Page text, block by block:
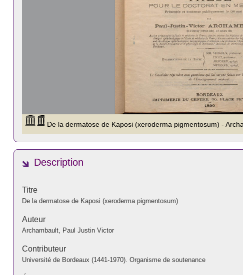
Description
Titre
De la dermatose de Kaposi (xeroderma pigmentosum)
Auteur
Archambault, Paul Justin Victor
Contributeur
Université de Bordeaux (1441-1970). Organisme de soutenance